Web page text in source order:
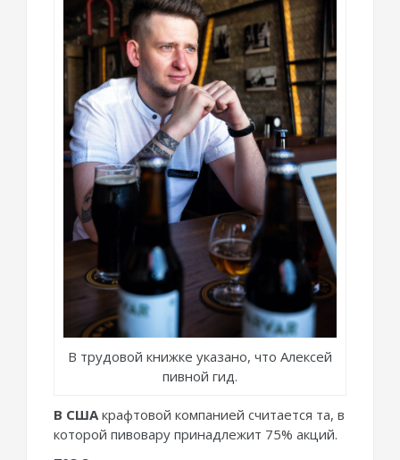
В трудовой книжке указано, что Алексей
пивной гид.
В США крафтовой компанией считается та, в
которой пивовару принадлежит 75% акций.